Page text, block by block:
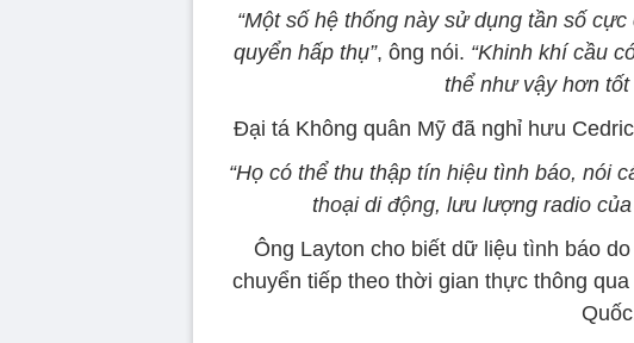
“Một số hệ thống này sử dụng tần số
quyển hấp thụ”, ông nói. “Khinh khí cầu
thể như vậy hơn tốt
Đại tá Không quân Mỹ đã nghỉ hưu
“Họ có thể thu thập tín hiệu tình báo, nói
thoại di động, lưu lượng radio của
Ông Layton cho biết dữ liệu tình báo
chuyển tiếp theo thời gian thực thông